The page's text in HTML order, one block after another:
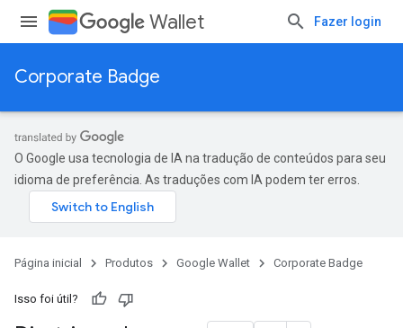
Wallet Fazer login
Corporate Badge
O Google usa tecnologia de IA na tradução de conteúdos para seu
idioma de preferência. As traduções com IA podem ter erros.
Página inicial Produtos Google Wallet Corporate Badge
Isso foi útil?